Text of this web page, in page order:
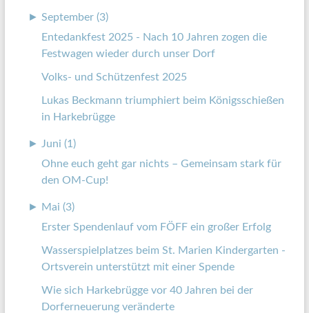
► September (3)
Entedankfest 2025 - Nach 10 Jahren zogen die
Festwagen wieder durch unser Dorf
Volks- und Schützenfest 2025
Lukas Beckmann triumphiert beim Königsschießen
in Harkebrügge
►
Juni (1)
Ohne euch geht gar nichts – Gemeinsam stark für
den OM-Cup!
► Mai (3)
Erster Spendenlauf vom FÖFF ein großer Erfolg
Wasserspielplatzes beim St. Marien Kindergarten -
Ortsverein unterstützt mit einer Spende
Wie sich Harkebrügge vor 40 Jahren bei der
Dorferneuerung veränderte